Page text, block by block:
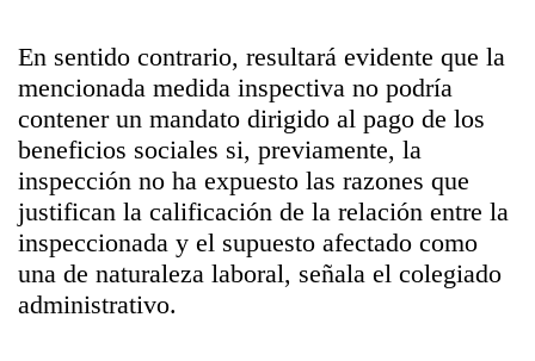
En sentido contrario, resultará evidente que la
mencionada medida inspectiva no podría
contener un mandato dirigido al pago de los
beneficios sociales si, previamente, la
inspección no ha expuesto las razones que
justifican la calificación de la relación entre la
inspeccionada y el supuesto afectado como
una de naturaleza laboral, señala el colegiado
administrativo.